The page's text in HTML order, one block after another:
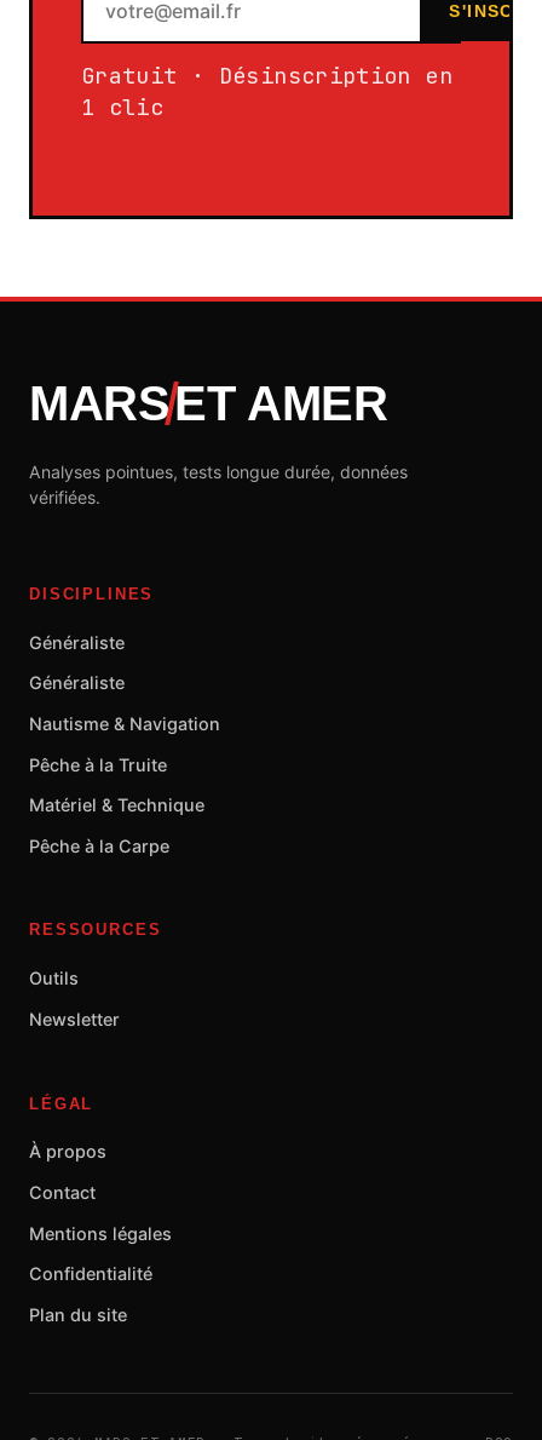
Gratuit · Désinscription en
1 clic
MARSET AMER
Analyses pointues, tests longue durée, données
vérifiées.
DISCIPLINES
Généraliste
Généraliste
Nautisme & Navigation
Pêche à la Truite
Matériel & Technique
Pêche à la Carpe
RESSOURCES
Outils
Newsletter
LÉGAL
À propos
Contact
Mentions légales
Confidentialité
Plan du site